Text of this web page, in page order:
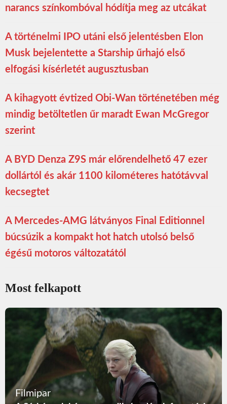
narancs színkombóval hódítja meg az utcákat
A történelmi IPO utáni első jelentésben Elon
Musk bejelentette a Starship űrhajó első
elfogási kísérletét augusztusban
A kihagyott évtized Obi-Wan történetében még
mindig betöltetlen űr maradt Ewan McGregor
szerint
A BYD Denza Z9S már előrendelhető 47 ezer
dollártól és akár 1100 kilométeres hatótávval
kecsegtet
A Mercedes-AMG látványos Final Editionnel
búcsúzik a kompakt hot hatch utolsó belső
égésű motoros változatától
Most felkapott
Filmipar